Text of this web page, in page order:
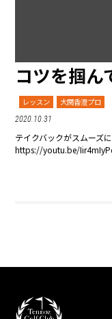
コツを掴ん
レッスン 大関香澄プロ
2020.10.31
テイクバックがスムーズ
https://youtu.be/